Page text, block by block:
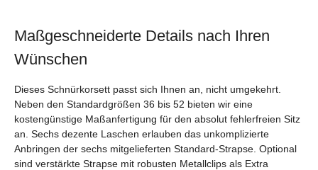
Maßgeschneiderte Details nach Ihren
Wünschen
Dieses Schnürkorsett passt sich Ihnen an, nicht umgekehrt.
Neben den Standardgrößen 36 bis 52 bieten wir eine
kostengünstige Maßanfertigung für den absolut fehlerfreien Sitz
an. Sechs dezente Laschen erlauben das unkomplizierte
Anbringen der sechs mitgelieferten Standard-Strapse. Optional
sind verstärkte Strapse mit robusten Metallclips als Extra